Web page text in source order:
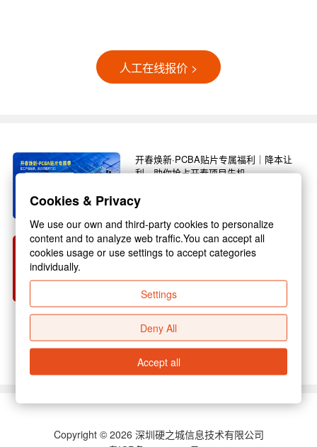
人工在线报价 >
开春焕新·PCBA贴片专属福利｜降本让
利，助你抢占开春项目先机
旺季，也是电子行业新项目启动的关键节点！不
硬之城 2026 年春节放假通知
期期间业务衔接顺畅，结合国家放假规定与公司
实际运营安排，现...
查看更多 >
Copyright © 2026 深圳硬之城信息技术有限公司
Cookies & Privacy
We use our own and third-party cookies to personalize
content and to analyze web traffic.You can accept all
cookies usage or use settings to accept categories
individually.
Settings
Deny All
Accept all